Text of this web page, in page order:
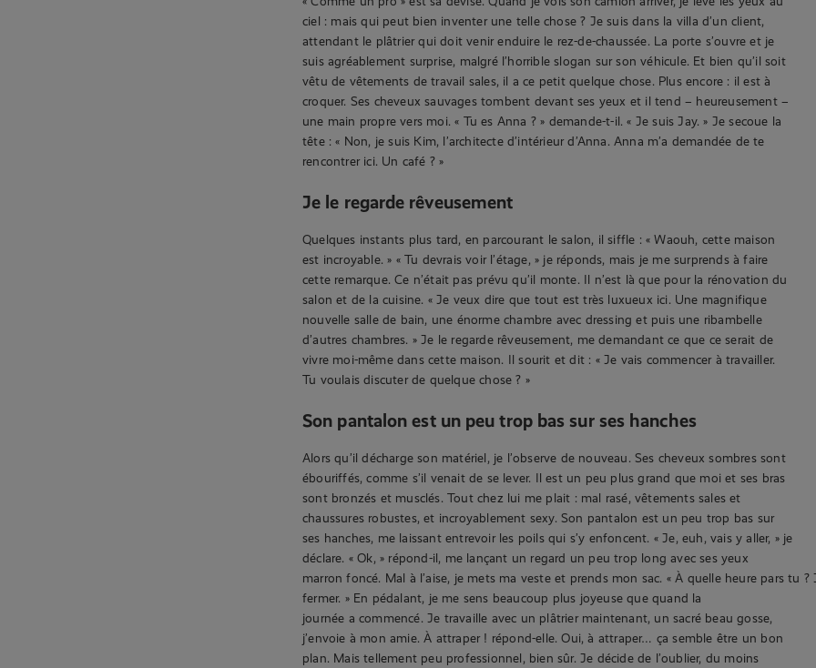
ciel : mais qui peut bien inventer une telle chose ? Je suis dans la villa d’un client,
attendant le plâtrier qui doit venir enduire le rez-de-chaussée. La porte s’ouvre et je
suis agréablement surprise, malgré l’horrible slogan sur son véhicule. Et bien qu’il soit
vêtu de vêtements de travail sales, il a ce petit quelque chose. Plus encore : il est à
croquer. Ses cheveux sauvages tombent devant ses yeux et il tend – heureusement –
une main propre vers moi. « Tu es Anna ? » demande-t-il. « Je suis Jay. » Je secoue la
tête : « Non, je suis Kim, l’architecte d’intérieur d’Anna. Anna m’a demandée de te
rencontrer ici. Un café ? »
Je le regarde rêveusement
Quelques instants plus tard, en parcourant le salon, il siffle : « Waouh, cette maison
est incroyable. » « Tu devrais voir l’étage, » je réponds, mais je me surprends à faire
cette remarque. Ce n’était pas prévu qu’il monte. Il n’est là que pour la rénovation du
salon et de la cuisine. « Je veux dire que tout est très luxueux ici. Une magnifique
nouvelle salle de bain, une énorme chambre avec dressing et puis une ribambelle
d’autres chambres. » Je le regarde rêveusement, me demandant ce que ce serait de
vivre moi-même dans cette maison. Il sourit et dit : « Je vais commencer à travailler.
Tu voulais discuter de quelque chose ? »
Son pantalon est un peu trop bas sur ses hanches
Alors qu’il décharge son matériel, je l’observe de nouveau. Ses cheveux sombres sont
ébouriffés, comme s’il venait de se lever. Il est un peu plus grand que moi et ses bras
sont bronzés et musclés. Tout chez lui me plait : mal rasé, vêtements sales et
chaussures robustes, et incroyablement sexy. Son pantalon est un peu trop bas sur
ses hanches, me laissant entrevoir les poils qui s’y enfoncent. « Je, euh, vais y aller, » je
déclare. « Ok, » répond-il, me lançant un regard un peu trop long avec ses yeux
marron foncé. Mal à l’aise, je mets ma veste et prends mon sac. « À quelle heure pars tu ?
fermer. » En pédalant, je me sens beaucoup plus joyeuse que quand la
journée a commencé. Je travaille avec un plâtrier maintenant, un sacré beau gosse,
j’envoie à mon amie. À attraper ! répond-elle. Oui, à attraper… ça semble être un bon
plan. Mais tellement peu professionnel, bien sûr. Je décide de l’oublier, du moins